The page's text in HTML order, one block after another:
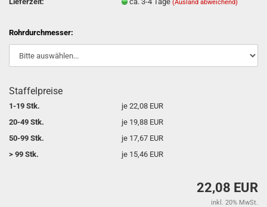
(Ausland abweichend)
Rohrdurchmesser:
Staffelpreise
1-19 Stk.
je 22,08 EUR
20-49 Stk.
je 19,88 EUR
50-99 Stk.
je 17,67 EUR
> 99 Stk.
je 15,46 EUR
22,08 EUR
inkl. 20% MwSt.